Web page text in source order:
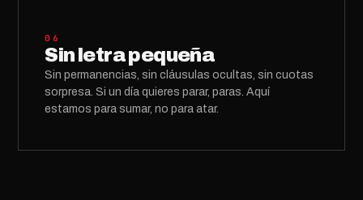
06
Sin letra pequeña
Sin permanencias, sin cláusulas ocultas, sin cuotas
sorpresa. Si un día quieres parar, paras. Aquí
estamos para sumar, no para atar.